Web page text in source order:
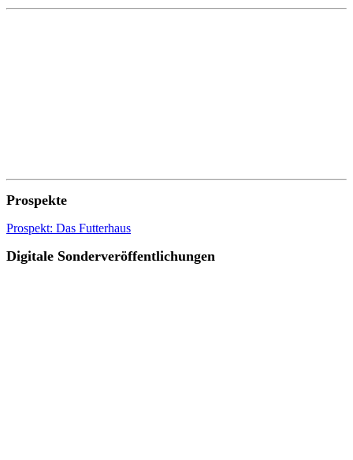
Prospekte
Prospekt: Das Futterhaus
Digitale Sonderveröffentlichungen